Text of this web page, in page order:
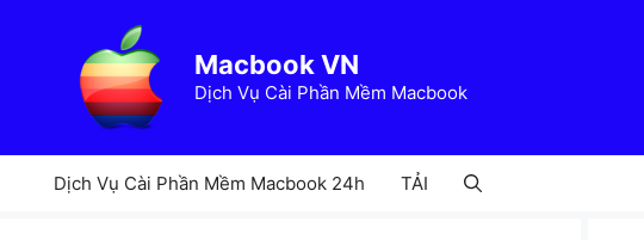
Macbook VN
Dịch Vụ Cài Phần Mềm Macbook
Dịch Vụ Cài Phần Mềm Macbook 24h TẢI